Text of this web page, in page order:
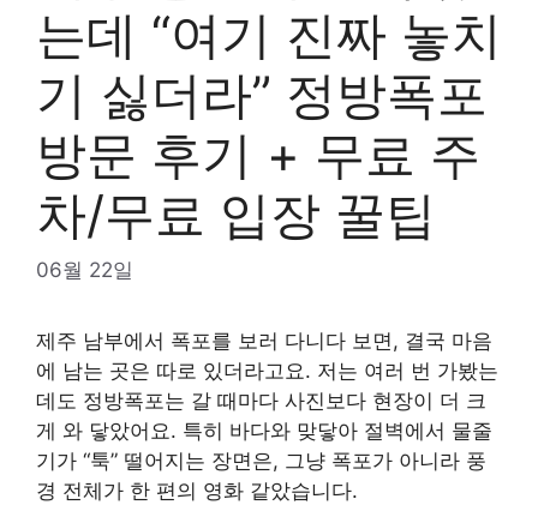
는데 “여기 진짜 놓치
기 싫더라” 정방폭포
방문 후기 + 무료 주
차/무료 입장 꿀팁
06월 22일
제주 남부에서 폭포를 보러 다니다 보면, 결국 마음
에 남는 곳은 따로 있더라고요. 저는 여러 번 가봤는
데도 정방폭포는 갈 때마다 사진보다 현장이 더 크
게 와 닿았어요. 특히 바다와 맞닿아 절벽에서 물줄
기가 “툭” 떨어지는 장면은, 그냥 폭포가 아니라 풍
경 전체가 한 편의 영화 같았습니다.